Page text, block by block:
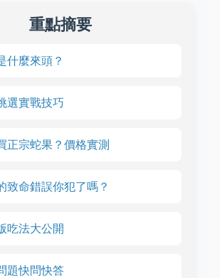
重點摘要
什麼來頭？
選實戰技巧
正宗蛇果？價格實測
致命錯誤你犯了嗎？
吃法大公開
題快問快答